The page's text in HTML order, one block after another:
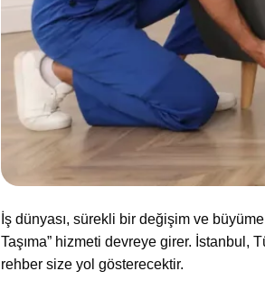
İş dünyası, sürekli bir değişim ve
Taşıma” hizmeti devreye girer. İstanbul,
rehber size yol gösterecektir.